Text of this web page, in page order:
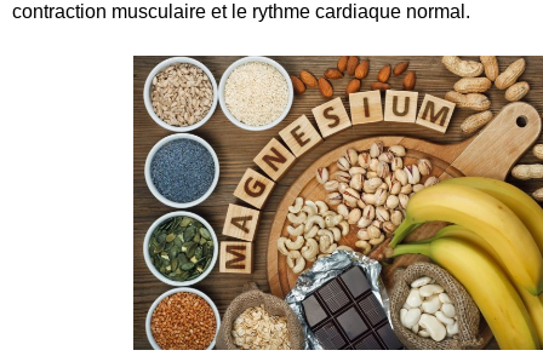
contraction musculaire et le rythme cardiaque normal.